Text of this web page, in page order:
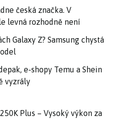
česká značka. V
levná rozhodně není
Galaxy Z? Samsung chystá
e-shopy Temu a Shein
vyzrály
Plus – Vysoký výkon za